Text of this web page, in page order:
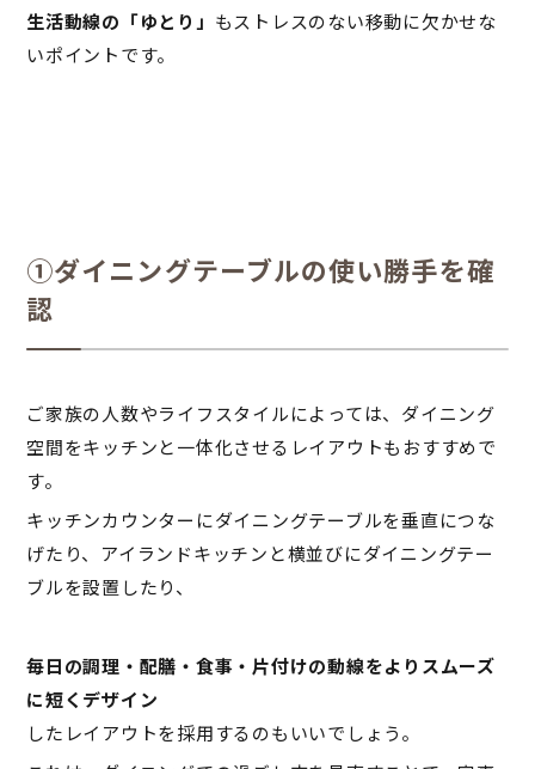
生活動線の「ゆとり」 もストレスのない移動に欠かせな
いポイントです。
①ダイニングテーブルの使い勝手を確
認
ご家族の人数やライフスタイルによっては、ダイニング
空間をキッチンと一体化させるレイアウトもおすすめで
す。
キッチンカウンターにダイニングテーブルを垂直につな
げたり、アイランドキッチンと横並びにダイニングテー
ブルを設置したり、
毎日の調理・配膳・食事・片付けの動線をよりスムーズ
に短くデザイン
したレイアウトを採用するのもいいでしょう。